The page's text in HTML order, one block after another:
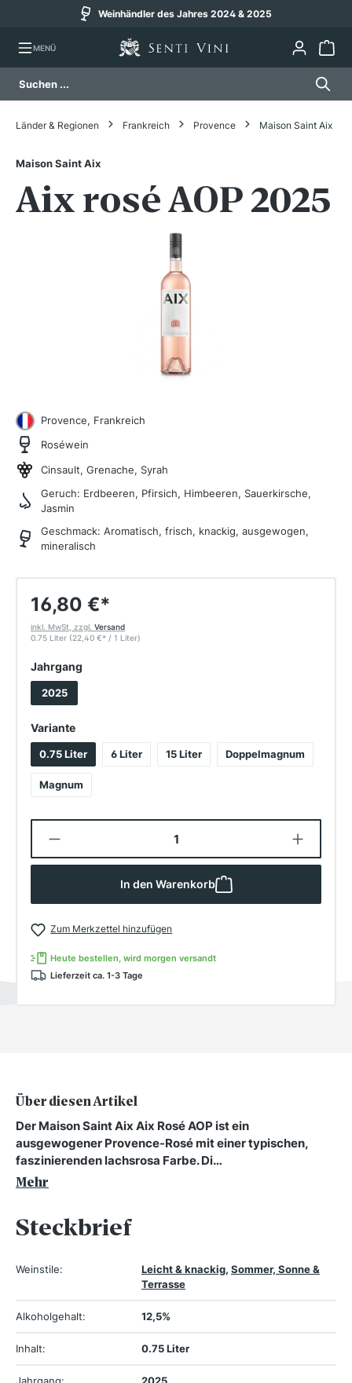
Weinhändler des Jahres 2024 & 2025
MENÜ
Bildergalerie überspringen
Länder & Regionen Frankreich Provence Maison Saint Aix
Maison Saint Aix
Aix rosé AOP 2025
Provence, Frankreich
Roséwein
Cinsault, Grenache, Syrah
Geruch: Erdbeeren, Pfirsich, Himbeeren, Sauerkirsche,
Jasmin
Geschmack: Aromatisch, frisch, knackig, ausgewogen,
mineralisch
16,80 €*
inkl. MwSt, zzgl. Versand
0.75 Liter (22,40 €* / 1 Liter)
Jahrgang
2025
Varianteauswählen
0.75 Liter 6 Liter 15 Liter Doppelmagnum
Magnum
Produkt Anzahl: Gib den
In den Warenkorb
Zum Merkzettel hinzufügen
Heute bestellen, wird morgen versandt
Lieferzeit ca. 1-3 Tage
Über diesen Artikel
Der Maison Saint Aix Aix Rosé AOP ist ein
ausgewogener Provence-Rosé mit einer typischen,
faszinierenden lachsrosa Farbe. Di…
Mehr
Steckbrief
Weinstile: Leicht & knackig, Sommer, Sonne &
Terrasse
Alkoholgehalt: 12,5%
Inhalt: 0.75 Liter
Jahrgang: 2025